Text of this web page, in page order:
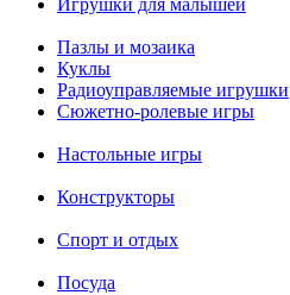
Игрушки для малышей
Пазлы и мозаика
Куклы
Радиоуправляемые игрушки
Сюжетно-ролевые игры
Настольные игры
Конструкторы
Спорт и отдых
Посуда